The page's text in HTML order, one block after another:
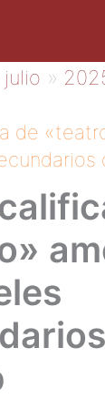
julio
de